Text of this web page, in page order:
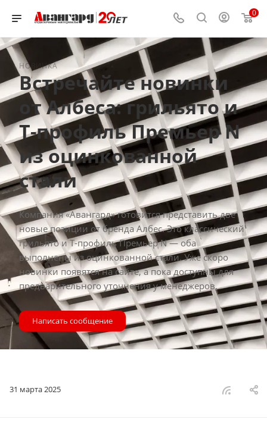
0
НОВИНКА
Встречайте новинки
от Албеса: грильято и
Т-профиль Премьер N
из оцинкованной
стали
Компания «Авангард» готовится представить две
новые позиции от бренда Албес. Это классический
грильято и Т-профиль Премьер N — оба
выполнены из оцинкованной стали. Уже скоро
новинки появятся на сайте, а пока доступны для
предварительного уточнения у менеджеров.
Написать сообщение
31 марта 2025